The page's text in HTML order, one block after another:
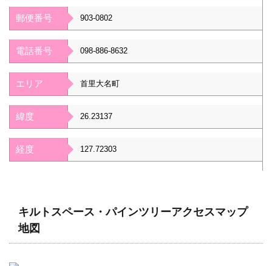
郵便番号 903-0802
電話番号 098-886-8632
エリア 首里大名町
緯度 26.23137
経度 127.72303
キルトスペース・パインツリーアクセスマップ
地図